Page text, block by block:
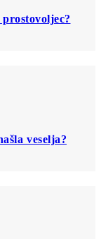
veselja?